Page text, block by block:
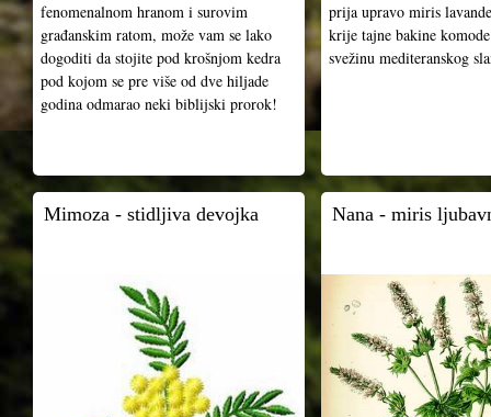
fenomenalnom hranom i surovim
građanskim ratom, može vam se lako
dogoditi da stojite pod krošnjom kedra
pod kojom se pre više od dve hiljade
godina odmarao neki biblijski prorok!
prija upravo miris
krije tajne bakine
svežinu mediteranskog
Mimoza - stidljiva devojka Nana - miris